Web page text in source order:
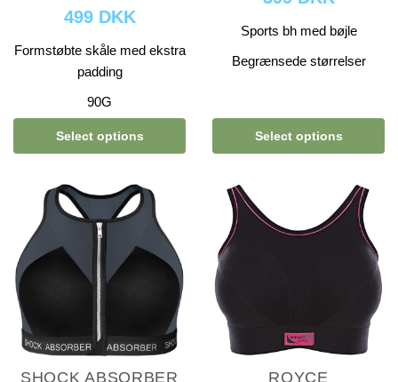
499 DKK
Formstøbte skåle med ekstra
padding
90G
Select options
Sports bh med bøjle
Begrænsede størrelser
Select options
SHOCK ABSORBER ROYCE